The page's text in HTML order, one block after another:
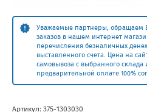
Уважаемые партнеры, обращаем
заказов в нашем интернет
перечисления безналичных
выставленного счета. Цена на
самовывоза с выбранного склада
предварительной оплате 100%
Артикул: 375-1303030